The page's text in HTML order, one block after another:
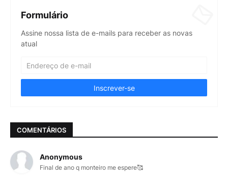
Formulário
Assine nossa lista de e-mails para receber as novas
atual
COMENTÁRIOS
Anonymous
Final de ano q monteiro me espere🥰